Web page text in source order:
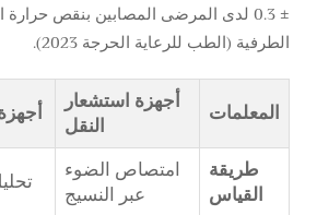
± 0.3 لدى المرضى المصابين بنقص
الطرفية (الطب للرعاية الحرجة 2023).
المعلمات
أجهزة استشعار
النقل
طريقة
القياس
امتصاص الضوء
عبر النسيج